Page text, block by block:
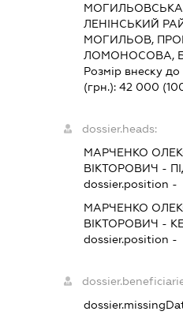
ЛЕНІНСЬКИЙ
МОГИЛЬОВ,
ЛОМОНОСОВА,
Розмір внеску
(грн.): 42 000
dossier.heads:
МАРЧЕНКО
ВІКТОРОВИЧ -
dossier.position -
МАРЧЕНКО
ВІКТОРОВИЧ -
dossier.position -